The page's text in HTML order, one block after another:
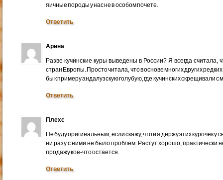
яичные породы у нас не в особом почете.
Ответить
Арина
Разве кучинские куры выведены в России? Я всегда
стран Европы. Просто читала, что в основе многих других
бы к примеру андалузскую голубую, где кучинских скрещивали
Ответить
Плехс
Не буду оригинальным, если скажу, что и я держу этих курочек
ни разу с ними не было проблем. Растут хорошо, практически
продажу кое-что остается.
Ответить